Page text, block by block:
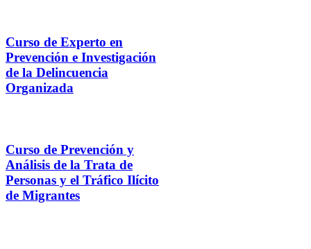
Curso de Experto en
Prevención e Investigación
de la Delincuencia
Organizada
Curso de Prevención y
Análisis de la Trata de
Personas y el Tráfico Ilícito
de Migrantes